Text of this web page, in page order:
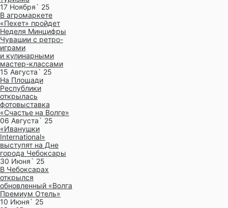
17 Ноября` 25
В агромаркете
«Пехет» пройдет
Неделя Минцифры
Чувашии с ретро-
играми
и кулинарными
мастер-классами
15 Августа` 25
На Площади
Республики
открылась
фотовыставка
«Счастье на Волге»
06 Августа` 25
«Иванушки
International»
выступят на Дне
города Чебоксары
30 Июня` 25
В Чебоксарах
открылся
обновленный «Волга
Премиум Отель»
10 Июня` 25